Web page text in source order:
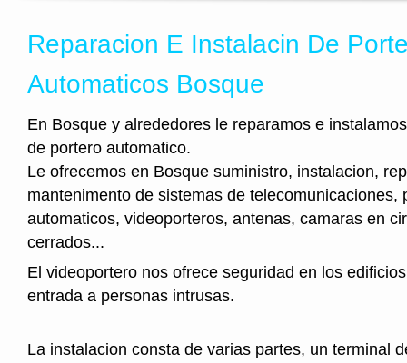
Reparacion E Instalacin De
Automaticos Bosque
En Bosque y alrededores le reparamos e
de portero automatico.
Le ofrecemos en Bosque suministro, instalacion,
mantenimento de sistemas de telecomunicaciones,
automaticos, videoporteros, antenas, camaras en
cerrados...
El videoportero nos ofrece seguridad en los
entrada a personas intrusas.
La instalacion consta de varias partes, un terminal